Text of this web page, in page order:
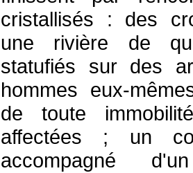
cristallisés : des
une rivière de
statufiés sur des
hommes eux-
de toute
affectées ; un
accompagné